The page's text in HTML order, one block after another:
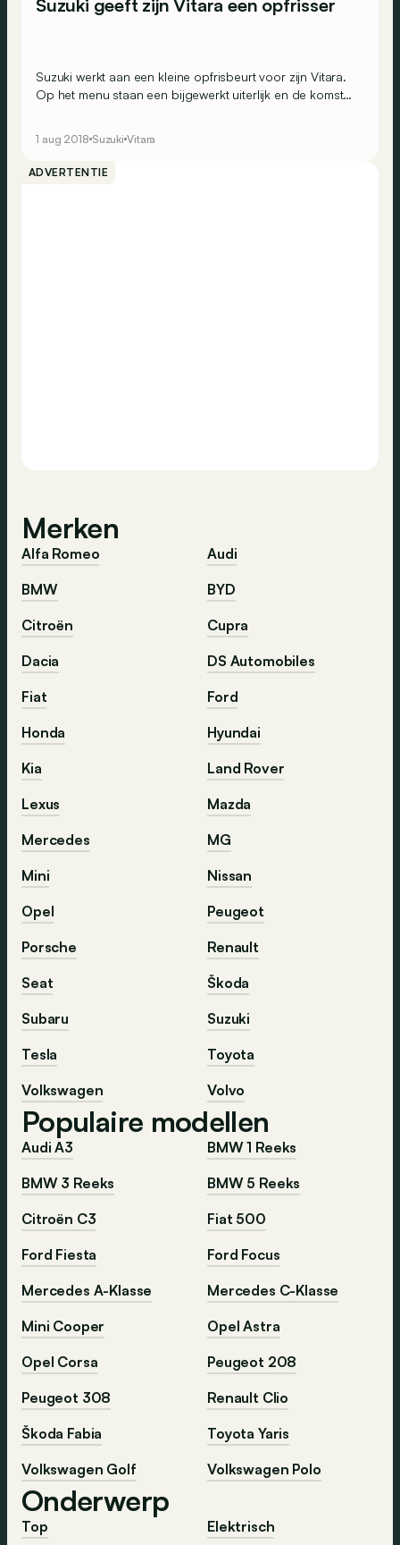
Suzuki geeft zijn Vitara een opfrisser
Suzuki werkt aan een kleine opfrisbeurt voor zijn Vitara.
Op het menu staan een bijgewerkt uiterlijk en de komst
1 aug 2018 Suzuki Vitara
ADVERTENTIE
Merken
Alfa Romeo
Audi
BMW
BYD
Citroën
Cupra
Dacia
DS Automobiles
Fiat
Ford
Honda
Hyundai
Kia
Land Rover
Lexus
Mazda
Mercedes
MG
Mini
Nissan
Opel
Peugeot
Porsche
Renault
Seat
Škoda
Subaru
Suzuki
Tesla
Toyota
Volkswagen
Volvo
Populaire modellen
Audi A3
BMW 1 Reeks
BMW 3 Reeks
BMW 5 Reeks
Citroën C3
Fiat 500
Ford Fiesta
Ford Focus
Mercedes A-Klasse
Mercedes C-Klasse
Mini Cooper
Opel Astra
Opel Corsa
Peugeot 208
Peugeot 308
Renault Clio
Škoda Fabia
Toyota Yaris
Volkswagen Golf
Volkswagen Polo
Onderwerp
Top
Elektrisch